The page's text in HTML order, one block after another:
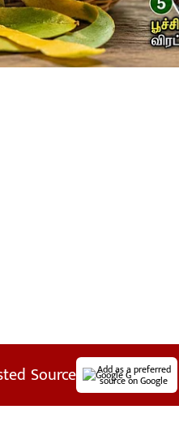
Source Add as a preferred
source on Google